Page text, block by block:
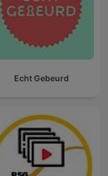
Echt Gebeurd